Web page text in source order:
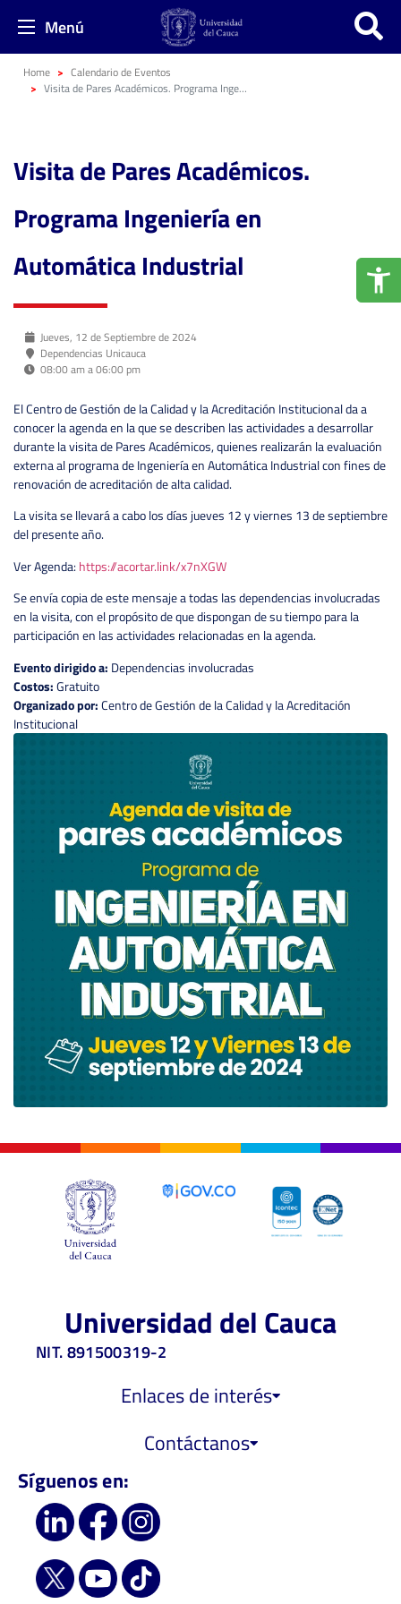
Menú
Home
Calendario de Eventos
Visita de Pares Académicos. Programa Ingeniería en Automática Industrial
Visita de Pares Académicos.
Programa Ingeniería en
Automática Industrial
Jueves, 12 de Septiembre de 2024
Dependencias Unicauca
08:00 am a 06:00 pm
El Centro de Gestión de la Calidad y la Acreditación Institucionalda a
conocer la agenda en la que se describen las actividades a desarrollar
durante la visita de Pares Académicos, quienes realizarán la evaluación
externa al programa de Ingeniería en Automática Industrial con fines de
renovación de acreditación de alta calidad.
La visita se llevará a cabo los días jueves 12 y viernes 13 de septiembre
del presente año.
Ver Agenda:https://acortar.link/x7nXGW
Se envía copia de este mensaje a todas las dependencias involucradas
en la visita, con el propósito de que dispongan de su tiempo para la
participación en las actividades relacionadas en la agenda.
Evento dirigido a: Dependencias involucradas
Costos:Gratuito
Organizado por:Centro de Gestión de la Calidad y la Acreditación
Institucional
Universidad del Cauca
NIT. 891500319-2
Enlaces de interés
Contáctanos
Síguenos en: